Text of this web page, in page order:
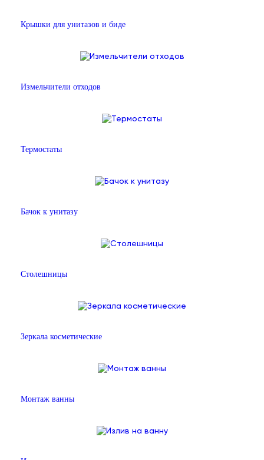
Крышки для унитазов и биде
Измельчители отходов
Термостаты
Бачок к унитазу
Столешницы
Зеркала косметические
Монтаж ванны